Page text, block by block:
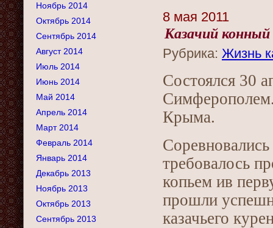
Ноябрь 2014
Октябрь 2014
Сентябрь 2014
Август 2014
Июль 2014
Июнь 2014
Май 2014
Апрель 2014
Март 2014
Февраль 2014
Январь 2014
Декабрь 2013
Ноябрь 2013
Октябрь 2013
Сентябрь 2013
8 мая 2011
Казачий
Рубрика: Жизнь
Состоялся 30
Крыма.
требовалось
копьем ив
прошли
казачьего